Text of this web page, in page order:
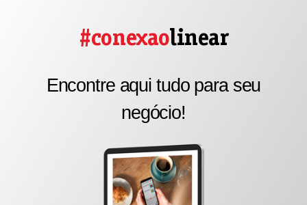
#conexaolinear
Encontre aqui tudo para seu
negócio!